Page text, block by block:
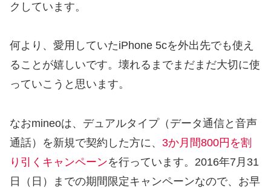
クしています。
何より、愛用していたiPhone 5cを外出先でも使え
ることが嬉しいです。壊れるまでまだまだ大切に使
っていこうと思います。
なおmineoは、デュアルタイプ（データ通信と音声
通話）を新規で契約した方に、 3か月間800円を割
り引くキャンペーンを行っています。2016年7月31
日（日）までの期間限定キャンペーンなので、お早